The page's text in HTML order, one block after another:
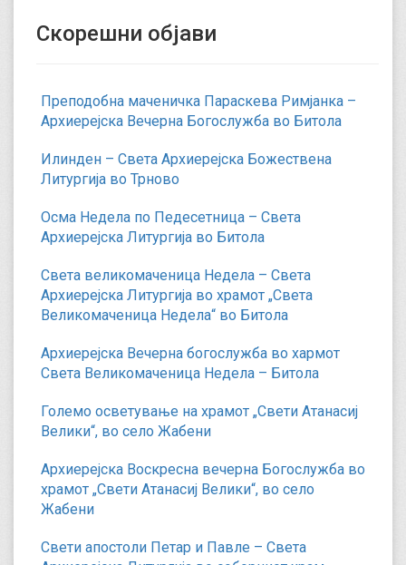
Скорешни објави
Преподобна маченичка Параскева Римјанка –
Архиерејска Вечерна Богослужба во Битола
Илинден – Света Архиерејска Божествена
Литургија во Трново
Осма Недела по Педесетница – Света
Архиерејска Литургија во Битола
Света великомаченица Недела – Света
Архиерејска Литургија во храмот „Света
Великомаченица Недела“ во Битола
Архиерејска Вечерна богослужба во хармот
Света Великомаченица Недела – Битола
Големо осветување на храмот „Свети Атанасиј
Велики“, во село Жабени
Архиерејска Воскресна вечерна Богослужба во
храмот „Свети Атанасиј Велики“, во село
Жабени
Свети апостоли Петар и Павле – Света